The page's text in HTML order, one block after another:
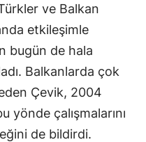
ve Balkan
etkileşimle
bugün de hala
Balkanlarda çok
Çevik, 2004
yönde çalışmalarını
de bildirdi.